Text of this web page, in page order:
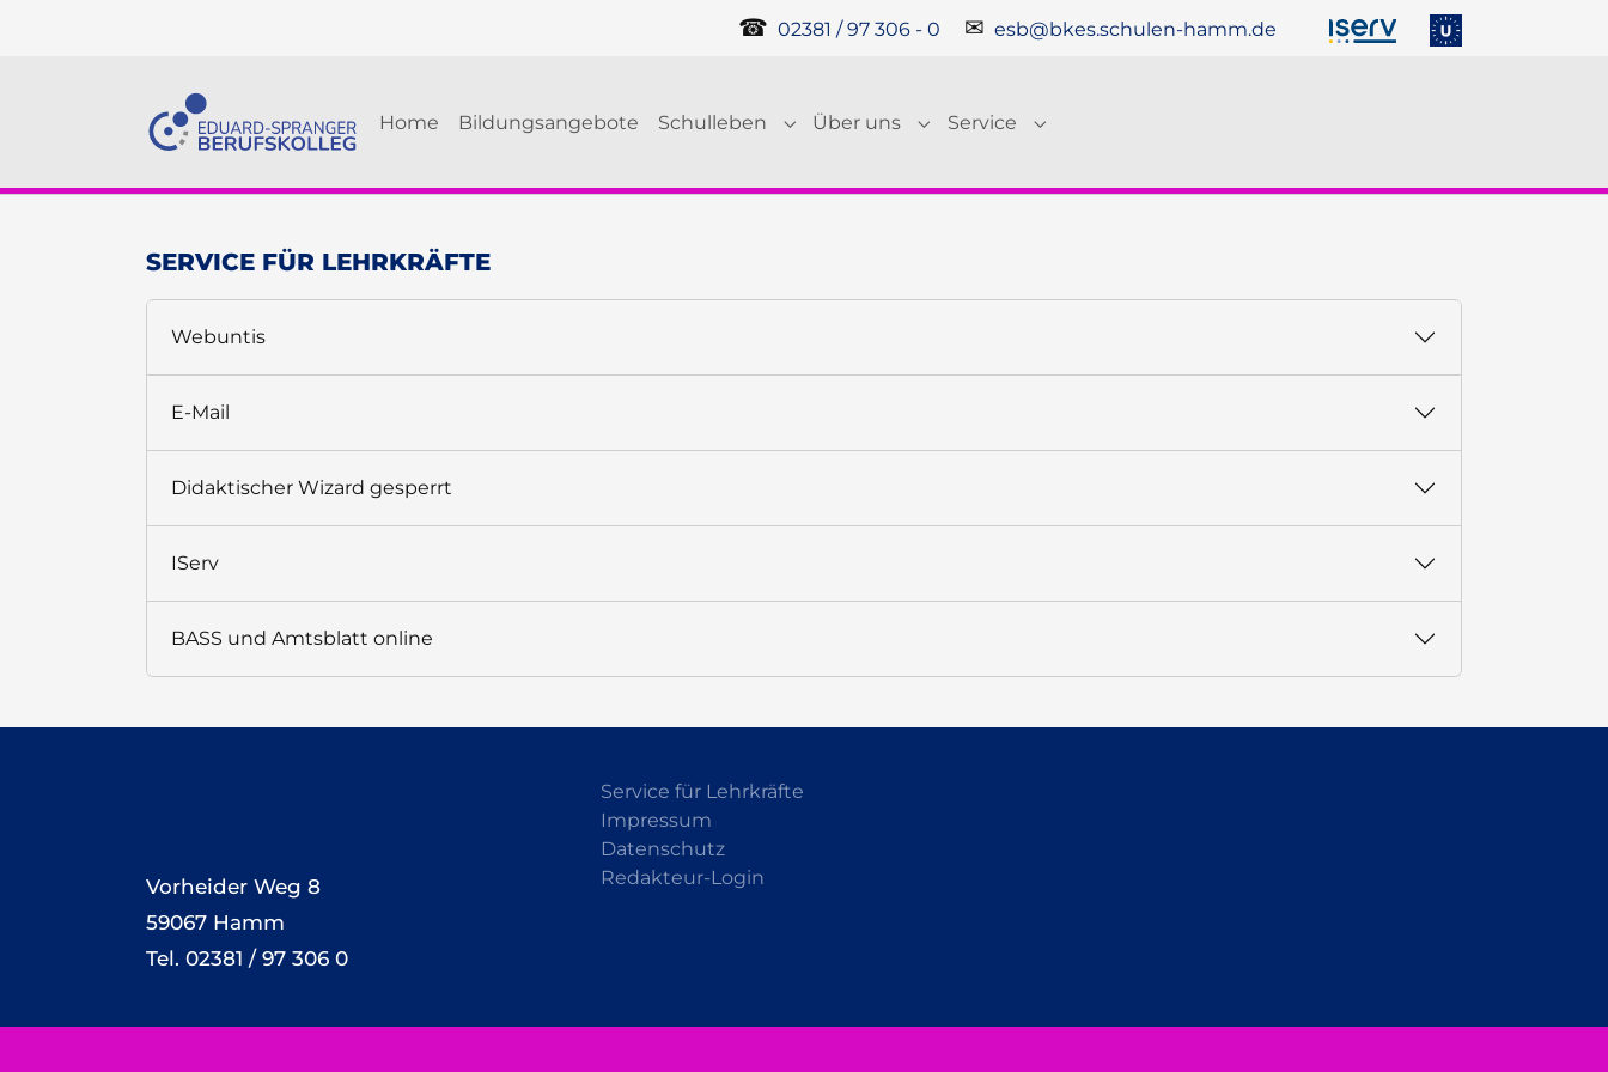
☎ 02381 / 97 306 - 0 ✉ esb@bkes.schulen-hamm.de
Home Bildungsangebote Schulleben
Submenu for "Schulleben"
Über uns
Submenu for "Über uns"
Service
Submenu for "Service"
SERVICE FÜR LEHRKRÄFTE
Webuntis
E-Mail
Didaktischer Wizard gesperrt
IServ
BASS und Amtsblatt online
Vorheider Weg 8
59067 Hamm
Tel. 02381 / 97 306 0
Service für Lehrkräfte
Impressum
Datenschutz
Redakteur-Login